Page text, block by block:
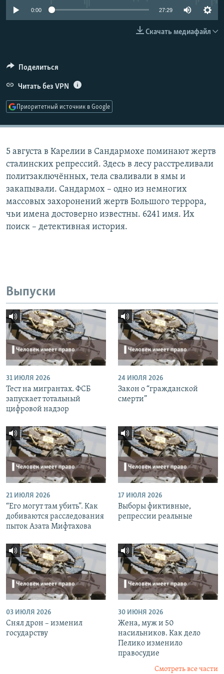
РАСПИСАНИЕ ВЕЩАНИЯ
0:00 27:29
Скачать медиафайл
Поделиться
Читать без VPN
Приоритетный источник в Google
5 августа в Карелии в Сандармохе поминают жертв
сталинских репрессий. Здесь в лесу расстреливали
политзаключённых, тела сваливали в ямы и
закапывали. Сандармох – одно из немногих
массовых захоронений жертв Большого террора,
чьи имена достоверно известны. 6241 имя. Их
поиск – детективная история.
Выпуски
31 ИЮЛЯ 2026
Тест на мигрантах. ФСБ
запускает тотальный
цифровой надзор
24 ИЮЛЯ 2026
Закон о “гражданской
смерти”
21 ИЮЛЯ 2026
“Его могут там убить”. Как
добиваются расследования
пыток Азата Мифтахова
17 ИЮЛЯ 2026
Выборы фиктивные,
репрессии реальные
03 ИЮЛЯ 2026
Снял дрон – изменил
государству
30 ИЮНЯ 2026
Жена, муж и 50
насильников. Как дело
Пелико изменило
правосудие
Смотреть все части